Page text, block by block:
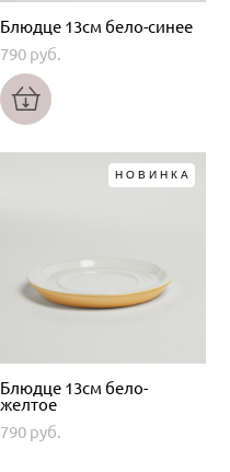
Блюдце 13см бело-синее
790 pуб.
НОВИНКА
Блюдце 13см бело-
желтое
790 pуб.